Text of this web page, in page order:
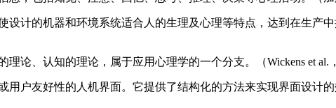
设计的机器和环境系统适合人的生理及心理等特点，达到在生产
论、认知的理论，属于应用心理学的一个分支。（Wickens et al.，
户友好性的人机界面。它提供了结构化的方法来实现界面设计的